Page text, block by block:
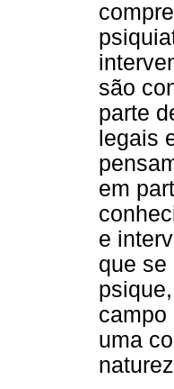
são
parte
legais
em
e
que se
campo
uma